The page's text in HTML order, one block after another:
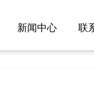
新闻中心 联